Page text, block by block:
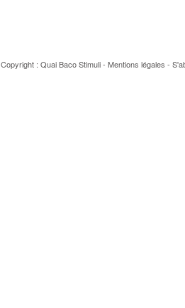
Copyright : Quai BacoStimuli- Mentions légales -